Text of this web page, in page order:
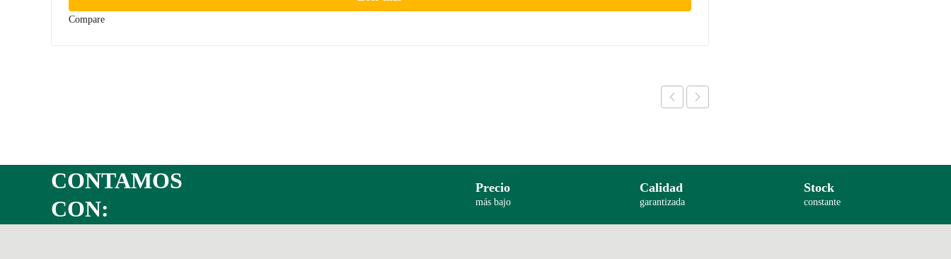
Compare
CONTAMOS
CON:
Precio
más bajo
Calidad
garantizada
Stock
constante